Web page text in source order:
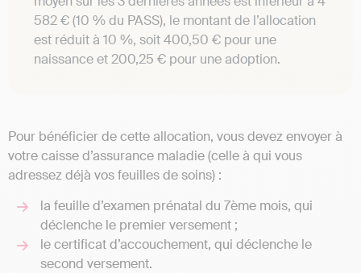
582 € (10 % du PASS), le montant de l’allocation
est réduit à 10 %, soit 400,50 € pour une
naissance et 200,25 € pour une adoption.
Pour bénéficier de cette allocation, vous devez envoyer à
votre caisse d’assurance maladie (celle à qui vous
adressez déjà vos feuilles de soins) :
la feuille d’examen prénatal du 7ème mois, qui
déclenche le premier versement ;
le certificat d’accouchement, qui déclenche le
second versement.